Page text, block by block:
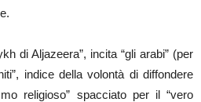
di Aljazeera”, incita “gli arabi” (per
indice della volontà di diffondere
religioso” spacciato per il “vero